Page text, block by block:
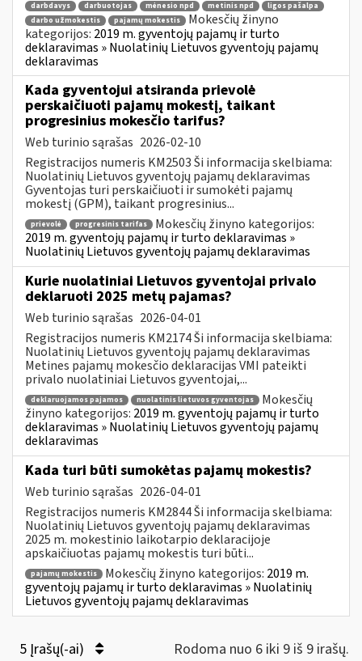
darbdavys darbuotojas mėnesio npd metinis npd
ligos pašalpa
darbo užmokestis
pajamų mokestis
Mokesčių žinyno
kategorijos: 2019 m. gyventojų pajamų ir turto
deklaravimas » Nuolatinių Lietuvos gyventojų pajamų
deklaravimas
Kada gyventojui atsiranda prievolė
perskaičiuoti pajamų mokestį, taikant
progresinius mokesčio tarifus?
Web turinio sąrašas 2026-02-10
Registracijos numeris KM2503 Ši informacija skelbiama:
Nuolatinių Lietuvos gyventojų pajamų deklaravimas
Gyventojas turi perskaičiuoti ir sumokėti pajamų
mokestį (GPM), taikant progresinius...
prievolė progresinis tarifas
Mokesčių žinyno kategorijos:
2019 m. gyventojų pajamų ir turto deklaravimas »
Nuolatinių Lietuvos gyventojų pajamų deklaravimas
Kurie nuolatiniai Lietuvos gyventojai privalo
deklaruoti 2025 metų pajamas?
Web turinio sąrašas 2026-04-01
Registracijos numeris KM2174 Ši informacija skelbiama:
Nuolatinių Lietuvos gyventojų pajamų deklaravimas
Metines pajamų mokesčio deklaracijas VMI pateikti
privalo nuolatiniai Lietuvos gyventojai,...
deklaruojamos pajamos nuolatinis lietuvos gyventojas
Mokesčių
žinyno kategorijos: 2019 m. gyventojų pajamų ir turto
deklaravimas » Nuolatinių Lietuvos gyventojų pajamų
deklaravimas
Kada turi būti sumokėtas pajamų mokestis?
Web turinio sąrašas 2026-04-01
Registracijos numeris KM2844 Ši informacija skelbiama:
Nuolatinių Lietuvos gyventojų pajamų deklaravimas
2025 m. mokestinio laikotarpio deklaracijoje
apskaičiuotas pajamų mokestis turi būti...
pajamų mokestis Mokesčių žinyno kategorijos: 2019 m.
gyventojų pajamų ir turto deklaravimas » Nuolatinių
Lietuvos gyventojų pajamų deklaravimas
5 Įrašų(-ai) Rodoma nuo 6 iki 9 iš 9 irašų.